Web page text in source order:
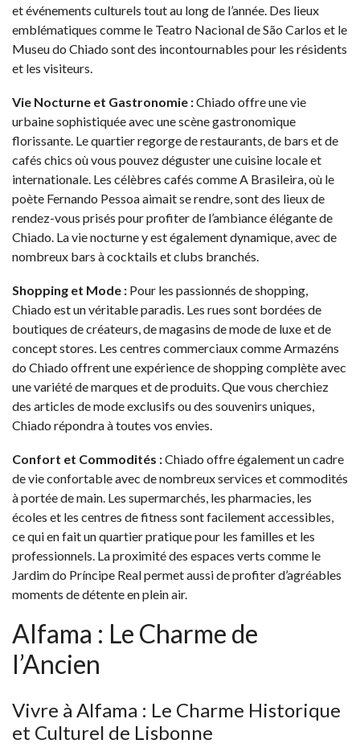
et événements culturels tout au long de l’année. Des lieux
emblématiques comme le Teatro Nacional de São Carlos et le
Museu do Chiado sont des incontournables pour les résidents
et les visiteurs.
Vie Nocturne et Gastronomie :Chiado offre une vie
urbaine sophistiquée avec une scène gastronomique
florissante. Le quartier regorge de restaurants, de bars et de
cafés chics où vous pouvez déguster une cuisine locale et
internationale. Les célèbres cafés comme A Brasileira, où le
poète Fernando Pessoa aimait se rendre, sont des lieux de
rendez-vous prisés pour profiter de l’ambiance élégante de
Chiado. La vie nocturne y est également dynamique, avec de
nombreux bars à cocktails et clubs branchés.
Shopping et Mode : Pour les passionnés de shopping,
Chiado est un véritable paradis. Les rues sont bordées de
boutiques de créateurs, de magasins de mode de luxe et de
concept stores. Les centres commerciaux comme Armazéns
do Chiado offrent une expérience de shopping complète avec
une variété de marques et de produits. Que vous cherchiez
des articles de mode exclusifs ou des souvenirs uniques,
Chiado répondra à toutes vos envies.
Confort et Commodités :Chiado offre également un cadre
de vie confortable avec de nombreux services et commodités
à portée de main. Les supermarchés, les pharmacies, les
écoles et les centres de fitness sont facilement accessibles,
ce qui en fait un quartier pratique pour les familles et les
professionnels. La proximité des espaces verts comme le
Jardim do Príncipe Real permet aussi de profiter d’agréables
moments de détente en plein air.
Alfama : Le Charme de
l’Ancien
Vivre à Alfama : Le Charme Historique
et Culturel de Lisbonne